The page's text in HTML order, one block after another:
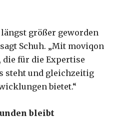
größer geworden
Schuh. „Mit moviqon
für die Expertise
steht und gleichzeitig
bietet.“
bleibt